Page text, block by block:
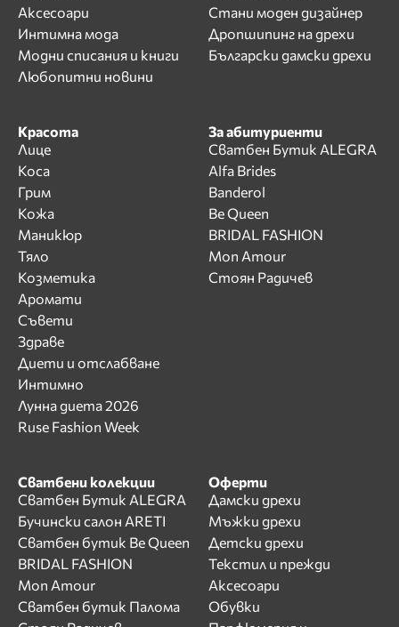
Аксесоари
Интимна мода
Модни списания и книги
Любопитни новини
Стани моден дизайнер
Дропшипинг на дрехи
Български дамски дрехи
Красота
Лице
Коса
Грим
Кожа
Маникюр
Тяло
Козметика
Аромати
Съвети
Здраве
Диети и отслабване
Интимно
Лунна диета 2026
Ruse Fashion Week
За абитуриенти
Сватбен Бутик ALEGRA
Alfa Brides
Banderol
Be Queen
BRIDAL FASHION
Mon Amour
Стоян Радичев
Сватбени колекции
Сватбен Бутик ALEGRA
Бучински салон ARETI
Сватбен бутик Be Queen
BRIDAL FASHION
Mon Amour
Сватбен бутик Палома
Оферти
Дамски дрехи
Мъжки дрехи
Детски дрехи
Текстил и прежди
Аксесоари
Обувки